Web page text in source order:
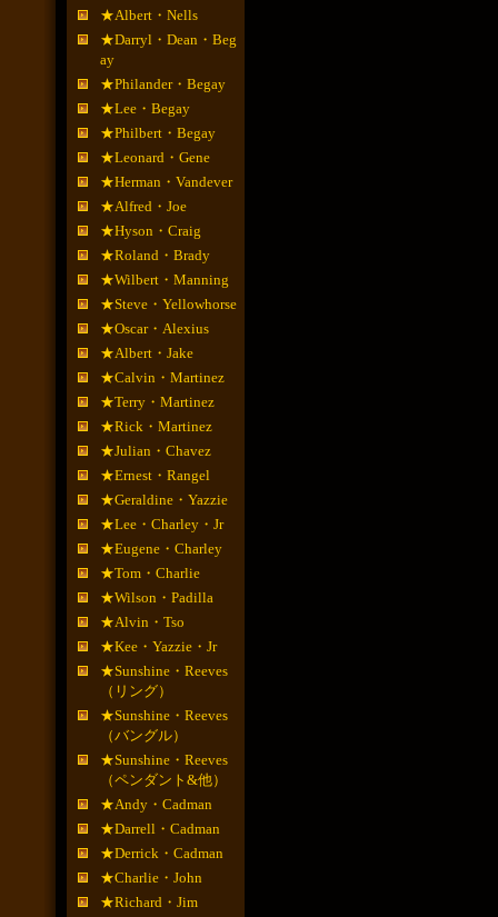
★Albert・Nells
★Darryl・Dean・Beg
ay
★Philander・Begay
★Lee・Begay
★Philbert・Begay
★Leonard・Gene
★Herman・Vandever
★Alfred・Joe
★Hyson・Craig
★Roland・Brady
★Wilbert・Manning
★Steve・Yellowhorse
★Oscar・Alexius
★Albert・Jake
★Calvin・Martinez
★Terry・Martinez
★Rick・Martinez
★Julian・Chavez
★Ernest・Rangel
★Geraldine・Yazzie
★Lee・Charley・Jr
★Eugene・Charley
★Tom・Charlie
★Wilson・Padilla
★Alvin・Tso
★Kee・Yazzie・Jr
★Sunshine・Reeves
（リング）
★Sunshine・Reeves
（バングル）
★Sunshine・Reeves
（ペンダント&他）
★Andy・Cadman
★Darrell・Cadman
★Derrick・Cadman
★Charlie・John
★Richard・Jim